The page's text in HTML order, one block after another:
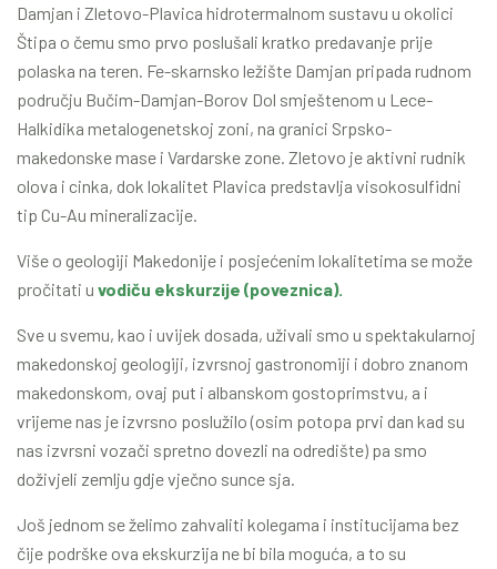
Damjan i Zletovo-Plavica hidrotermalnom sustavu u okolici
Štipa o čemu smo prvo poslušali kratko predavanje prije
polaska na teren. Fe-skarnsko ležište Damjan pripada rudnom
području Bučim-Damjan-Borov Dol smještenom u Lece-
Halkidika metalogenetskoj zoni, na granici Srpsko-
makedonske mase i Vardarske zone. Zletovo je aktivni rudnik
olova i cinka, dok lokalitet Plavica predstavlja visokosulfidni
tip Cu-Au mineralizacije.
Više o geologiji Makedonije i posjećenim lokalitetima se može
pročitati u vodiču ekskurzije (poveznica).
Sve u svemu, kao i uvijek dosada, uživali smo u spektakularnoj
makedonskoj geologiji, izvrsnoj gastronomiji i dobro znanom
makedonskom, ovaj put i albanskom gostoprimstvu, a i
vrijeme nas je izvrsno poslužilo (osim potopa prvi dan kad su
nas izvrsni vozači spretno dovezli na odredište) pa smo
doživjeli zemlju gdje vječno sunce sja.
Još jednom se želimo zahvaliti kolegama i institucijama bez
čije podrške ova ekskurzija ne bi bila moguća, a to su